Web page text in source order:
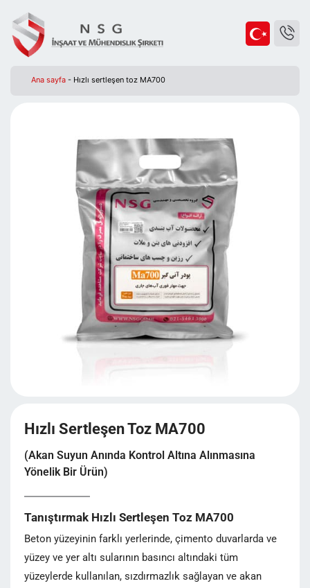
Ana sayfa - Hızlı sertleşen toz MA700
Hızlı Sertleşen Toz MA700
(akan Suyun Anında Kontrol Altına Alınmasına
Yönelik Bir Ürün)
Tanıştırmak Hızlı Sertleşen Toz MA700
Beton yüzeyinin farklı yerlerinde, çimento duvarlarda ve
yüzey ve yer altı sularının basıncı altındaki tüm
yüzeylerde kullanılan, sızdırmazlık sağlayan ve akan